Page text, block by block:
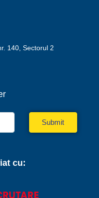
140, Sectorul 2
Submit
cu: